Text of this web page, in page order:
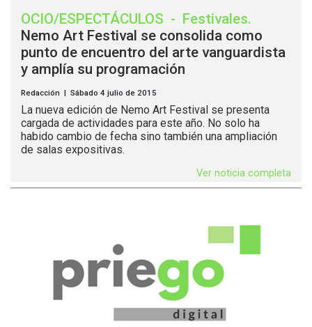
OCIO/ESPECTÁCULOS - Festivales.
Nemo Art Festival se consolida como
punto de encuentro del arte vanguardista
y amplía su programación
Redacción | Sábado 4 julio de 2015
La nueva edición de Nemo Art Festival se presenta
cargada de actividades para este año. No solo ha
habido cambio de fecha sino también una ampliación
de salas expositivas.
Ver noticia completa